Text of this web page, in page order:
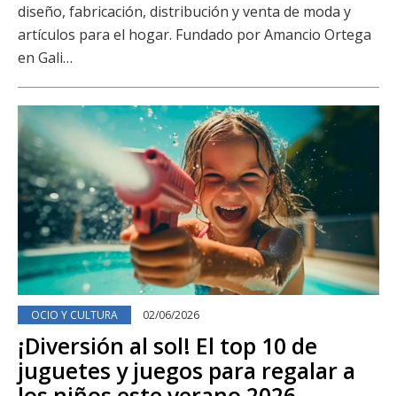
diseño, fabricación, distribución y venta de moda y
artículos para el hogar. Fundado por Amancio Ortega
en Gali…
OCIO Y CULTURA 02/06/2026
¡Diversión al sol! El top 10 de
juguetes y juegos para regalar a